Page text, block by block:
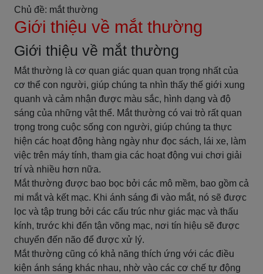
Chủ đề: mắt thường
Giới thiệu về mắt thường
Giới thiệu về mắt thường
Mắt thường là cơ quan giác quan quan trọng nhất của
cơ thể con người, giúp chúng ta nhìn thấy thế giới xung
quanh và cảm nhận được màu sắc, hình dạng và độ
sáng của những vật thể. Mắt thường có vai trò rất quan
trọng trong cuộc sống con người, giúp chúng ta thực
hiện các hoạt động hàng ngày như đọc sách, lái xe, làm
việc trên máy tính, tham gia các hoạt động vui chơi giải
trí và nhiều hơn nữa.
Mắt thường được bao bọc bởi các mô mềm, bao gồm cả
mi mắt và kết mạc. Khi ánh sáng đi vào mắt, nó sẽ được
lọc và tập trung bởi các cấu trúc như giác mạc và thấu
kính, trước khi đến tận võng mạc, nơi tín hiệu sẽ được
chuyển đến não để được xử lý.
Mắt thường cũng có khả năng thích ứng với các điều
kiện ánh sáng khác nhau, nhờ vào các cơ chế tự động